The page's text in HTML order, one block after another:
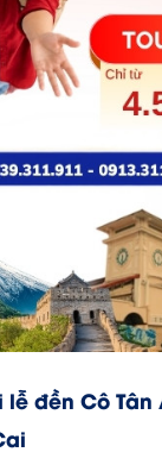
lễ đền Cô Tân